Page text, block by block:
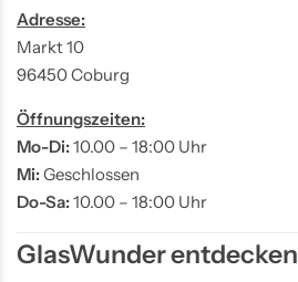
Adresse:
Markt 10
96450 Coburg
Öffnungszeiten:
Mo-Di:10.00 – 18:00 Uhr
Mi:Geschlossen
Do-Sa:10.00 – 18:00 Uhr
GlasWunder entdecken